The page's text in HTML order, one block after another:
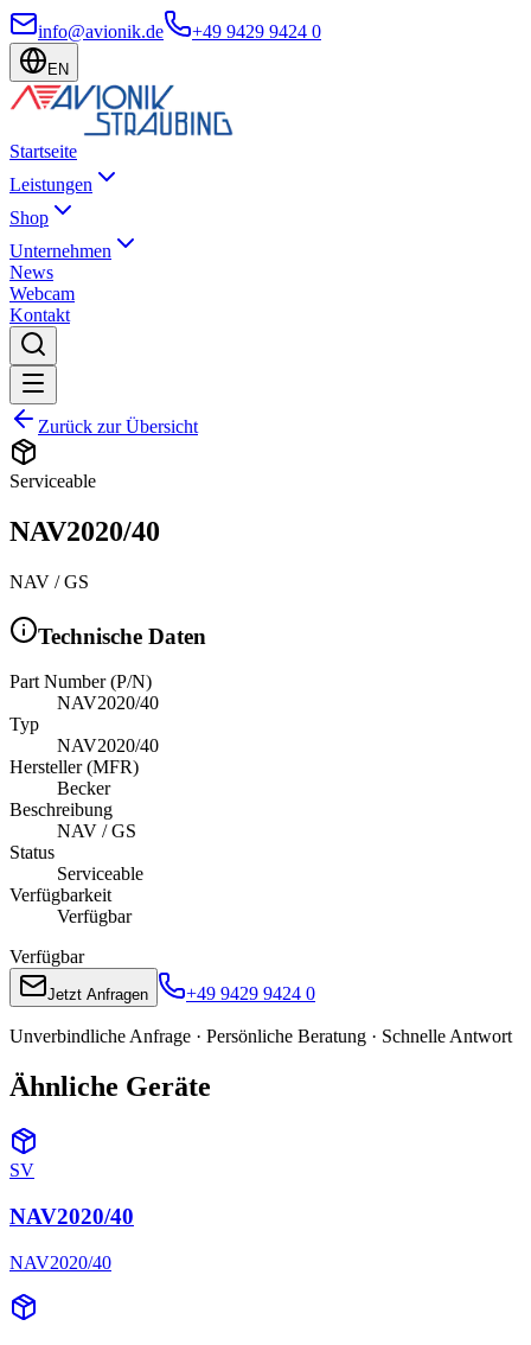
info@avionik.de +49 9429 9424 0
EN
Startseite
Leistungen
Shop
Unternehmen
News
Webcam
Kontakt
Zurück zur Übersicht
Serviceable
NAV2020/40
NAV / GS
Technische Daten
Part Number (P/N)
NAV2020/40
Typ
NAV2020/40
Hersteller (MFR)
Becker
Beschreibung
NAV / GS
Status
Serviceable
Verfügbarkeit
Verfügbar
Verfügbar
Jetzt Anfragen +49 9429 9424 0
Unverbindliche Anfrage · Persönliche Beratung · Schnelle Antwort
Ähnliche Geräte
SV
NAV2020/40
NAV2020/40